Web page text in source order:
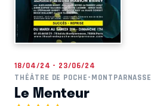
18/04/24 - 23/06/24
THÉÂTRE DE POCHE-MONTPARNASSE
Le Menteur